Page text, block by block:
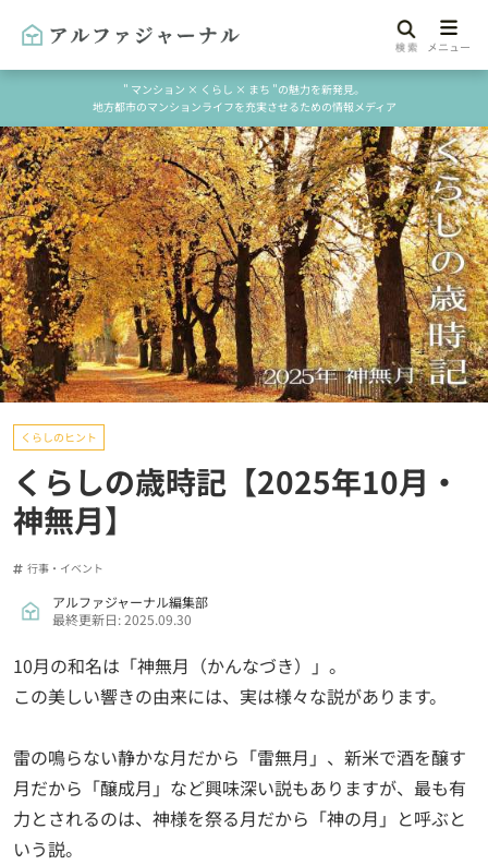
" マンション × くらし × まち "の魅力を新発見。
地方都市のマンションライフを充実させるための情報メディア
くらしのヒント
くらしの歳時記【2025年10月・
神無月】
行事・イベント
アルファジャーナル編集部
最終更新日: 2025.09.30
10月の和名は「神無月（かんなづき）」。
この美しい響きの由来には、実は様々な説があります。
雷の鳴らない静かな月だから「雷無月」、新米で酒を醸す
月だから「醸成月」など興味深い説もありますが、最も有
力とされるのは、神様を祭る月だから「神の月」と呼ぶと
いう説。